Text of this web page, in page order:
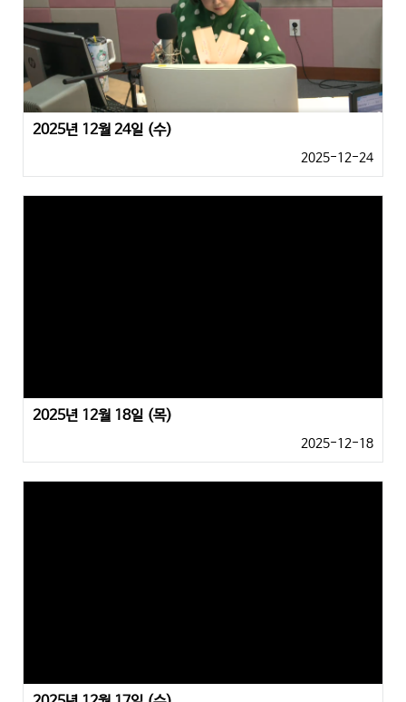
2025년 12월 24일 (수)
2025-12-24
2025년 12월 18일 (목)
2025-12-18